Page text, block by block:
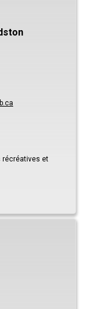
récréatives et